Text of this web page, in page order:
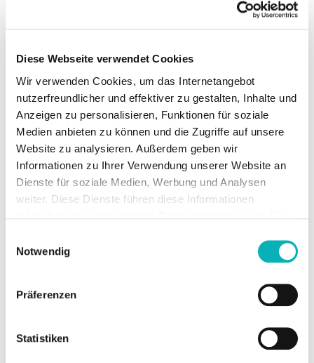
Diese Webseite verwendet Cookies
Wir verwenden Cookies, um das Internetangebot
nutzerfreundlicher und effektiver zu gestalten, Inhalte und
Anzeigen zu personalisieren, Funktionen für soziale
Medien anbieten zu können und die Zugriffe auf unsere
Website zu analysieren. Außerdem geben wir
Informationen zu Ihrer Verwendung unserer Website an
Dienste für soziale Medien, Werbung und Analysen
weiter. Diese Dienste führen diese Informationen
Nutzung der Dienste gesammelt haben.
Notwendig
Präferenzen
Statistiken
r
d
e
r
u
n
g
e
Gebäudeleittechnik mittels Sensoren und Aktoren sowie
Bus-Systemen steuert und optimiert:
Stromerzeugung mittels Photovoltaik-Anlage
Wärmeerzeugung durch die intelligente Steuerung
einer Sole-Wasser-Wärmepumpe, eines Eisspeichers
sowie einem vor dem Gebäude befindlichen
Energiezaun aus Solar-Luft-Absorbern
Heizen oder Kühlen mit einem in der Bodenplatte
verlegten Rohrsystems
Kontrollierte Zu-und Abluftanlage mit